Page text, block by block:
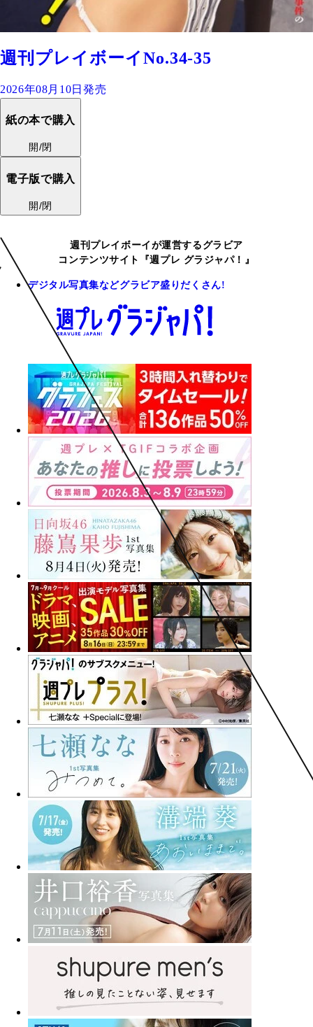
週刊プレイボーイNo.34-35
2026年08月10日発売
紙の本で購入
開/閉
電子版で購入
開/閉
週刊プレイボーイが運営するグラビア
コンテンツサイト『週プレ グラジャパ！』
デジタル写真集などグラビア盛りだくさん!